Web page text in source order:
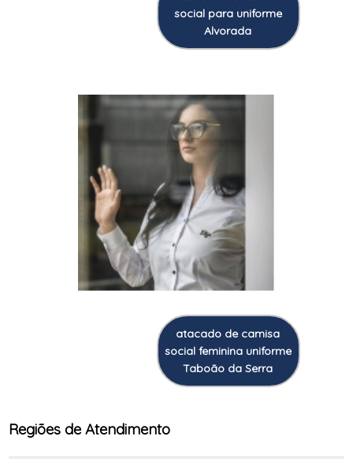
social para uniforme
Alvorada
atacado de camisa
social feminina uniforme
Taboão da Serra
Regiões de Atendimento